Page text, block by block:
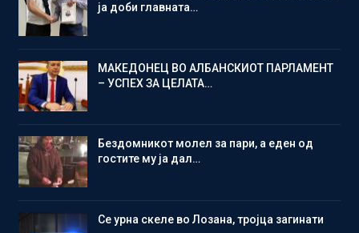
ја доби главната…
МАКЕДОНЕЦ ВО АЛБАНСКИОТ ПАРЛАМЕНТ
– УСПЕХ ЗА ЦЕЛАТА…
Бездомникот молел за пари, а еден од
гостите му ја дал…
Се урна скеле во Лозана, тројца загинати